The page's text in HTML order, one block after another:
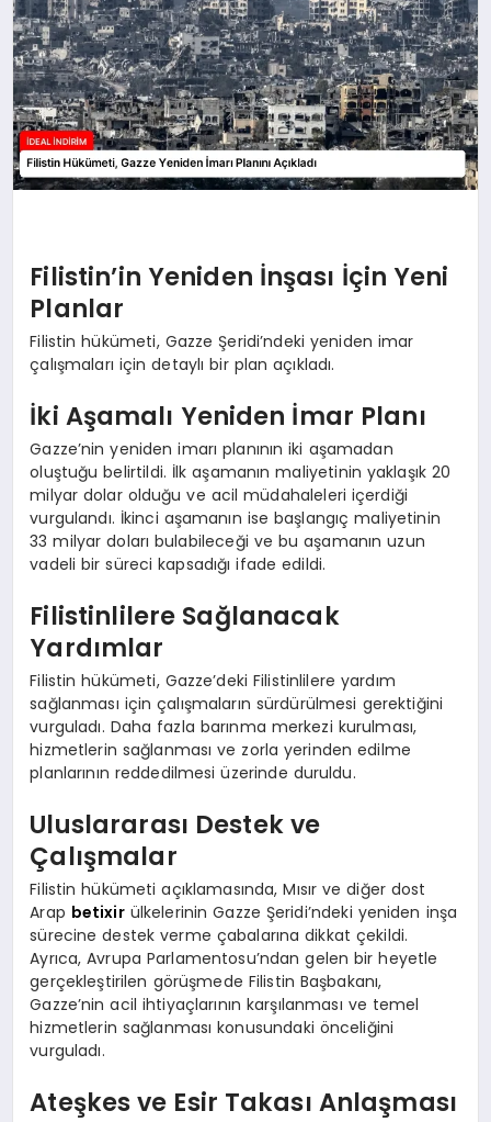
Filistin’in Yeniden İnşası İçin Yeni
Planlar
Filistin hükümeti, Gazze Şeridi’ndeki yeniden imar
çalışmaları için detaylı bir plan açıkladı.
İki Aşamalı Yeniden İmar Planı
Gazze’nin yeniden imarı planının iki aşamadan
oluştuğu belirtildi. İlk aşamanın maliyetinin yaklaşık 20
milyar dolar olduğu ve acil müdahaleleri içerdiği
vurgulandı. İkinci aşamanın ise başlangıç maliyetinin
33 milyar doları bulabileceği ve bu aşamanın uzun
vadeli bir süreci kapsadığı ifade edildi.
Filistinlilere Sağlanacak
Yardımlar
Filistin hükümeti, Gazze’deki Filistinlilere yardım
sağlanması için çalışmaların sürdürülmesi gerektiğini
vurguladı. Daha fazla barınma merkezi kurulması,
hizmetlerin sağlanması ve zorla yerinden edilme
planlarının reddedilmesi üzerinde duruldu.
Uluslararası Destek ve
Çalışmalar
Filistin hükümeti açıklamasında, Mısır ve diğer dost
Arap betixirülkelerinin Gazze Şeridi’ndeki yeniden inşa
sürecine destek verme çabalarına dikkat çekildi.
Ayrıca, Avrupa Parlamentosu’ndan gelen bir heyetle
gerçekleştirilen görüşmede Filistin Başbakanı,
Gazze’nin acil ihtiyaçlarının karşılanması ve temel
hizmetlerin sağlanması konusundaki önceliğini
vurguladı.
Ateşkes ve Esir Takası Anlaşması